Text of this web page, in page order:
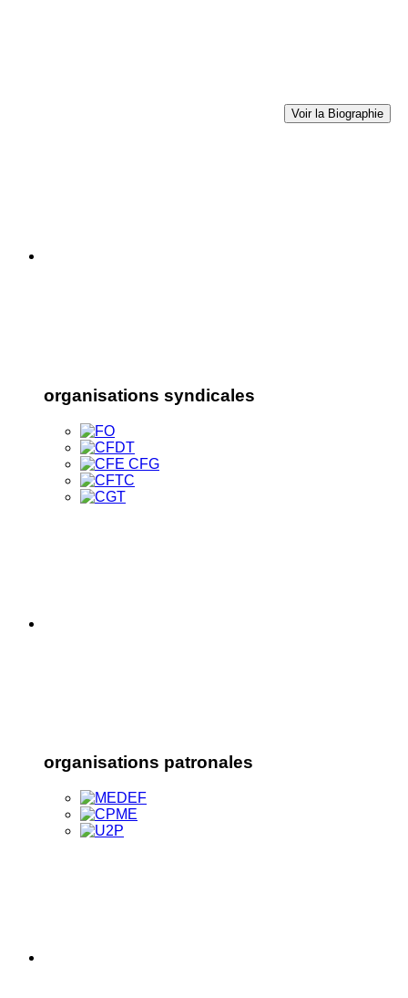
Voir la Biographie
organisations syndicales
organisations patronales